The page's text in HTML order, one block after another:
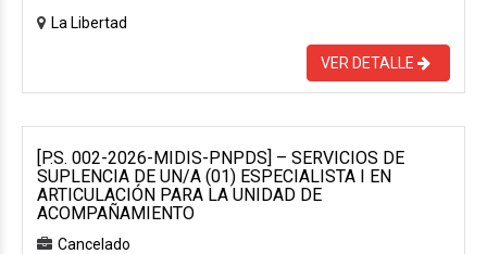
La Libertad
VER DETALLE
[P.S. 002-2026-MIDIS-PNPDS] – SERVICIOS DE
SUPLENCIA DE UN/A (01) ESPECIALISTA I EN
ARTICULACIÓN PARA LA UNIDAD DE
ACOMPAÑAMIENTO
Cancelado